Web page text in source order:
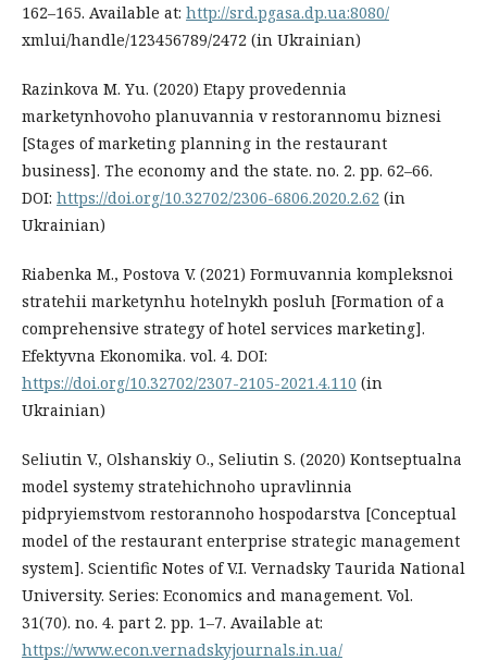
162–165. Available at: http://srd.pgasa.dp.ua:8080/
xmlui/handle/123456789/2472 (in Ukrainian)
Razinkova M. Yu. (2020) Etapy provedennia
marketynhovoho planuvannia v restorannomu biznesi
[Stages of marketing planning in the restaurant
business]. The economy and the state. no. 2. pр. 62–66.
DOI: https://doi.org/10.32702/2306-6806.2020.2.62 (in
Ukrainian)
Riabenka M., Postova V. (2021) Formuvannia kompleksnoi
stratehii marketynhu hotelnykh posluh [Formation of a
comprehensive strategy of hotel services marketing].
Efektyvna Ekonomika. vol. 4. DOI:
https://doi.org/10.32702/2307-2105-2021.4.110 (in
Ukrainian)
Seliutin V., Olshanskiy O., Seliutin S. (2020) Kontseptualna
model systemy stratehichnoho upravlinnia
pidpryiemstvom restorannoho hospodarstva [Conceptual
model of the restaurant enterprise strategic management
system]. Scientific Notes of V.I. Vernadsky Taurida National
University. Series: Economics and management. Vol.
31(70). no. 4. part 2. pр. 1–7. Available at:
https://www.econ.vernadskyjournals.in.ua/